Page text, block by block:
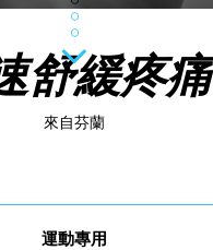
舒緩疼痛
來自芬蘭
運動專用